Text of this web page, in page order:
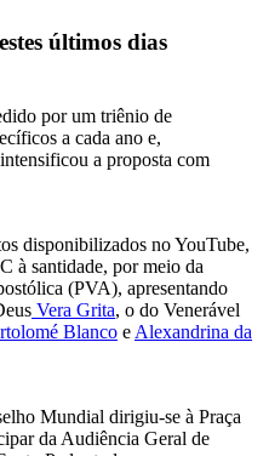
últimos dias
por um triênio de
a cada ano e,
a proposta com
disponibilizados no YouTube,
à santidade, por meio da
(PVA), apresentando
Vera Grita, o do Venerável
Blanco e Alexandrina da
Mundial dirigiu-se à Praça
da Audiência Geral de